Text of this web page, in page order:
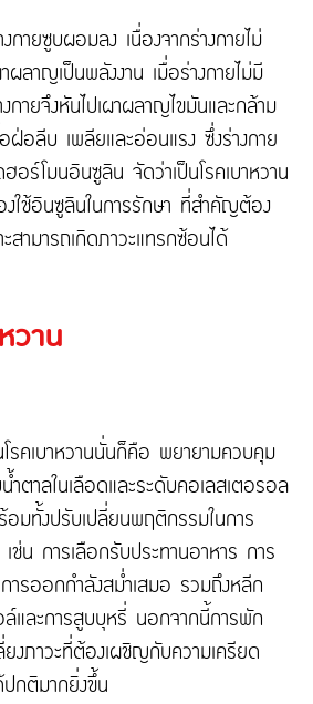
งกายซูบผอมลง เนื่องจากร่างกายไม่
ผลาญเป็นพลังงาน เมื่อร่างกายไม่มี
กายจึงหันไปเผาผลาญไขมันและกล้าม
ฝ่อลีบ เพลียและอ่อนแรง ซึ่งร่างกาย
อร์โมนอินซูลิน จัดว่าเป็นโรคเบาหวาน
ใช้อินซูลินในการรักษา ที่สำคัญต้อง
สามารถเกิดภาวะแทรกซ้อนได้
วาน
รคเบาหวานนั่นก็คือ พยายามควบคุม
ำตาลในเลือดและระดับคอเลสเตอรอล
มทั้งปรับเปลี่ยนพฤติกรรมในการ
เช่น การเลือกรับประทานอาหาร การ
รออกกำลังสม่ำเสมอ รวมถึงหลีก
และการสูบบุหรี่ นอกจากนี้การพัก
งภาวะที่ต้องเผชิญกับความเครียด
ปกติมากยิ่งขึ้น